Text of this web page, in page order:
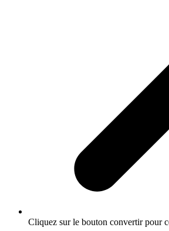
Cliquez sur le bouton convertir pour